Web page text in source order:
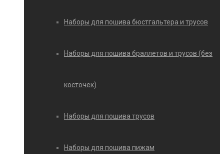
Наборы для пошива бюстгальтера и трусов
Наборы для пошива браллетов и трусов (без
косточек)
Наборы для пошива трусов
Наборы для пошива пижам